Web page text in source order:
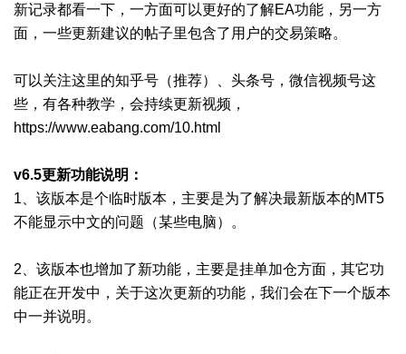
新记录都看一下，一方面可以更好的了解EA功能，另一方
面，一些更新建议的帖子里包含了用户的交易策略。
可以关注这里的知乎号（推荐）、头条号，微信视频号这
些，有各种教学，会持续更新视频，
https://www.eabang.com/10.html
v6.5更新功能说明：
1、该版本是个临时版本，主要是为了解决最新版本的MT5
不能显示中文的问题（某些电脑）。
2、该版本也增加了新功能，主要是挂单加仓方面，其它功
能正在开发中，关于这次更新的功能，我们会在下一个版本
中一并说明。